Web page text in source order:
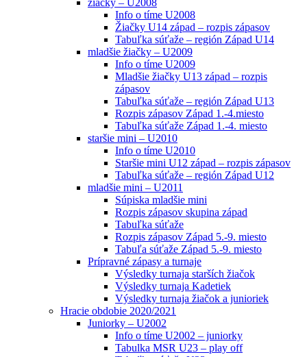
Info o tíme U2008
Žiačky U14 západ – rozpis zápasov
Tabuľka súťaže – región Západ U14
mladšie žiačky – U2009
Info o tíme U2009
Mladšie žiačky U13 západ – rozpis
zápasov
Tabuľka súťaže – región Západ U13
Rozpis zápasov Západ 1.-4.miesto
Tabuľka súťaže Západ 1.-4. miesto
staršie mini – U2010
Info o tíme U2010
Staršie mini U12 západ – rozpis zápasov
Tabuľka súťaže – región Západ U12
mladšie mini – U2011
Súpiska mladšie mini
Rozpis zápasov skupina západ
Tabuľka súťaže
Rozpis zápasov Západ 5.-9. miesto
Tabuľa súťaže Západ 5.-9. miesto
Prípravné zápasy a turnaje
Výsledky turnaja starších žiačok
Výsledky turnaja Kadetiek
Výsledky turnaja žiačok a junioriek
Hracie obdobie 2020/2021
Juniorky – U2002
Info o tíme U2002 – juniorky
Tabulka MSR U23 – play off